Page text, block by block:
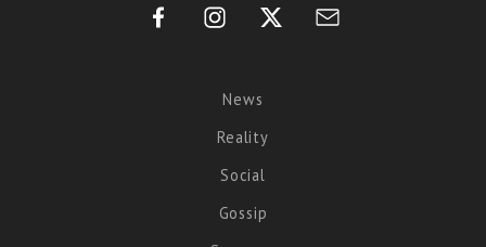
News
Reality
Social
Gossip